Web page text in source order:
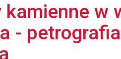
kamienne w
-